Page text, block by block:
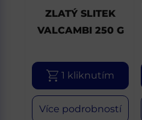
ZLATÝ SLITEK
VALCAMBI 250 G
1 kliknutím
Více podrobností